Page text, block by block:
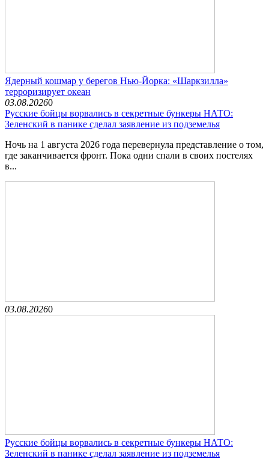
Ядерный кошмар у берегов Нью-Йорка: «Шаркзилла»
терроризирует океан
03.08.20260
Русские бойцы ворвались в секретные бункеры НАТО:
Зеленский в панике сделал заявление из подземелья
Ночь на 1 августа 2026 года перевернула представление о том,
где заканчивается фронт. Пока одни спали в своих постелях
в...
03.08.20260
Русские бойцы ворвались в секретные бункеры НАТО:
Зеленский в панике сделал заявление из подземелья